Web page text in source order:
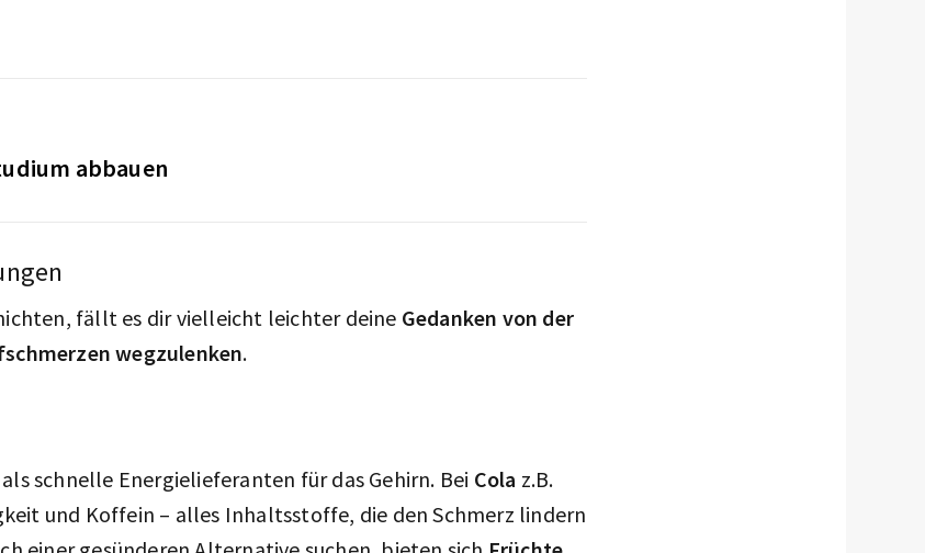
abbauen
fällt es dir vielleicht leichter deine Gedanken von der
wegzulenken.
schnelle Energielieferanten für das Gehirn. Bei Cola z.B.
und Koffein – alles Inhaltsstoffe, die den Schmerz lindern